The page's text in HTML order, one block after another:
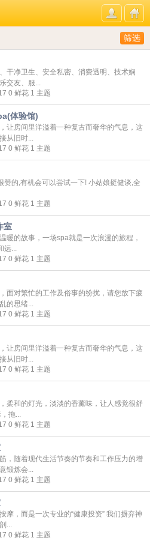
筛选
干净卫生、安全私密、消费透明、技术娴
交友、服...
0 鲜花 1 主题
体验馆)
让房间里洋溢着一种复古而奢华的气息，这
从旧时...
0 鲜花 1 主题
赞的,有机会可以尝试一下! 小姑娘挺健谈,全
0 鲜花 1 主题
室
暖的故事，一场spa就是一次浪漫的旅程，
远...
0 鲜花 1 主题
面对繁忙的工作及俗事的纷扰，请您放下疲
的思绪...
0 鲜花 1 主题
让房间里洋溢着一种复古而奢华的气息，这
从旧时...
0 鲜花 1 主题
柔和的灯光，淡淡的香薰味，让人感觉很舒
拖...
0 鲜花 1 主题
，随着现代生活节奏的节奏和工作压力的增
锻炼会...
0 鲜花 1 主题
摩，而是一次专业的“健康投资” 我们摒弃神
...
0 鲜花 1 主题